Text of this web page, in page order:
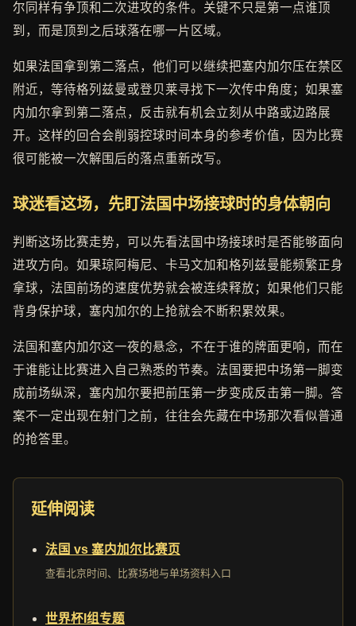
尔同样有争顶和二次进攻的条件。关键不只是第一点谁顶
到，而是顶到之后球落在哪一片区域。
如果法国拿到第二落点，他们可以继续把塞内加尔压在禁区
附近，等待格列兹曼或登贝莱寻找下一次传中角度；如果塞
内加尔拿到第二落点，反击就有机会立刻从中路或边路展
开。这样的回合会削弱控球时间本身的参考价值，因为比赛
很可能被一次解围后的落点重新改写。
球迷看这场，先盯法国中场接球时的身体朝向
判断这场比赛走势，可以先看法国中场接球时是否能够面向
进攻方向。如果琼阿梅尼、卡马文加和格列兹曼能频繁正身
拿球，法国前场的速度优势就会被连续释放；如果他们只能
背身保护球，塞内加尔的上抢就会不断积累效果。
法国和塞内加尔这一夜的悬念，不在于谁的牌面更响，而在
于谁能让比赛进入自己熟悉的节奏。法国要把中场第一脚变
成前场纵深，塞内加尔要把前压第一步变成反击第一脚。答
案不一定出现在射门之前，往往会先藏在中场那次看似普通
的抢答里。
延伸阅读
法国 vs 塞内加尔比赛页
查看北京时间、比赛场地与单场资料入口
世界杯I组专题